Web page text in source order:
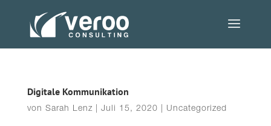
Digitale Kommunikation
von Sarah Lenz| Juli 15, 2020 Uncategorized